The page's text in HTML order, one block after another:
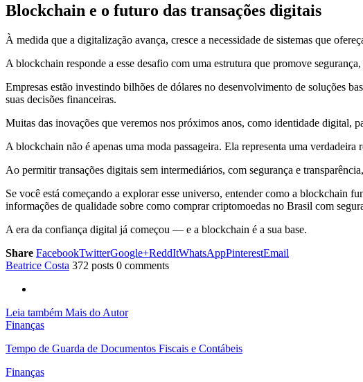
Blockchain e o futuro das transações digitais
À medida que a digitalização avança, cresce a necessidade de sistemas que
A blockchain responde a esse desafio com uma estrutura que promove
Empresas estão investindo bilhões de dólares no desenvolvimento de soluções
suas decisões financeiras.
Muitas das inovações que veremos nos próximos anos, como identidade digital,
A blockchain não é apenas uma moda passageira. Ela representa uma
Ao permitir transações digitais sem intermediários, com segurança e
Se você está começando a explorar esse universo, entender como a blockchain
informações de qualidade sobre como comprar criptomoedas no Brasil com
A era da confiança digital já começou — e a blockchain é a sua base.
Share FacebookTwitterGoogle+ReddItWhatsAppPinterestEmail
Beatrice Costa 372 posts 0 comments
Leia também Mais do Autor
Finanças
Tempo de Guarda de Documentos Fiscais e Contábeis
Finanças